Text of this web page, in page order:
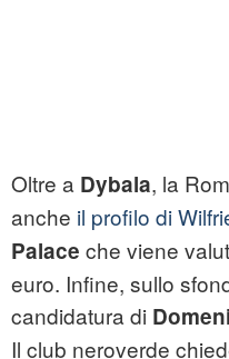
Oltre a Dybala, la
anche il profilo di
Palace che viene
euro. Infine, sullo
candidatura di
Il club neroverde